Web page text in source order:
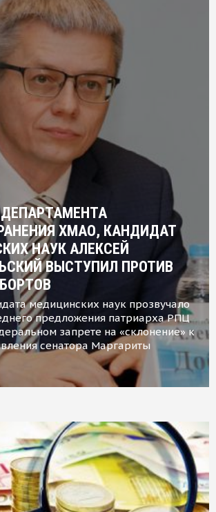
ХМАО, КАНДИДАТ
НАУК АЛЕКСЕЙ
ВЫСТУПИЛ ПРОТИВ
медицинских наук прозвучало
предложения патриарха РПЦ
запрете на «склонение» к
сенатора Маргариты